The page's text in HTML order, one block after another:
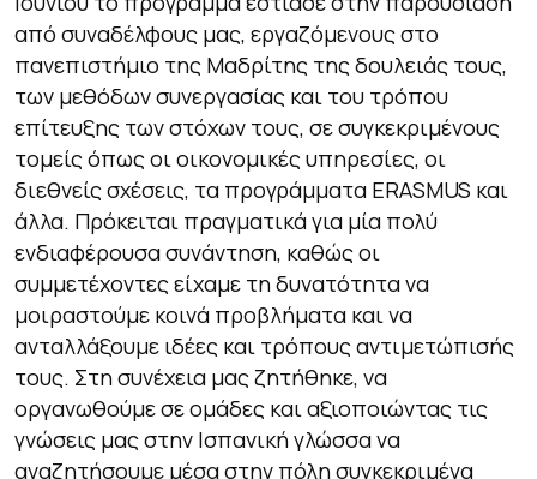
από συναδέλφους μας, εργαζόμενους στο
πανεπιστήμιο της Μαδρίτης της δουλειάς τους,
των μεθόδων συνεργασίας και του τρόπου
επίτευξης των στόχων τους, σε συγκεκριμένους
τομείς όπως οι οικονομικές υπηρεσίες, οι
διεθνείς σχέσεις, τα προγράμματα ERASMUS και
άλλα. Πρόκειται πραγματικά για μία πολύ
ενδιαφέρουσα συνάντηση, καθώς οι
συμμετέχοντες είχαμε τη δυνατότητα να
μοιραστούμε κοινά προβλήματα και να
ανταλλάξουμε ιδέες και τρόπους αντιμετώπισής
τους. Στη συνέχεια μας ζητήθηκε, να
οργανωθούμε σε ομάδες και αξιοποιώντας τις
γνώσεις μας στην Ισπανική γλώσσα να
αναζητήσουμε μέσα στην πόλη συγκεκριμένα